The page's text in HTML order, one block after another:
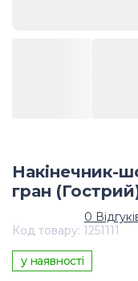
Накінечник-
гран
0
Код товару: 1251111
у наявності